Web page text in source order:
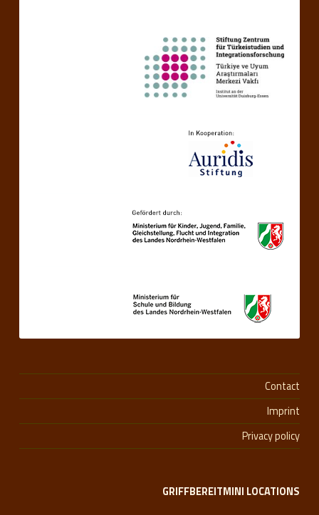
Contact
Imprint
Privacy policy
GRIFFBEREITMINI LOCATIONS